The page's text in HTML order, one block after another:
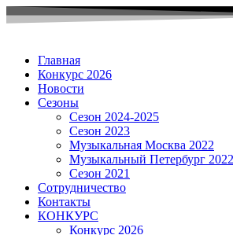
Главная
Конкурс 2026
Новости
Сезоны
Сезон 2024-2025
Сезон 2023
Музыкальная Москва 2022
Музыкальный Петербург 2022
Сезон 2021
Сотрудничество
Контакты
КОНКУРС
Конкурс 2026